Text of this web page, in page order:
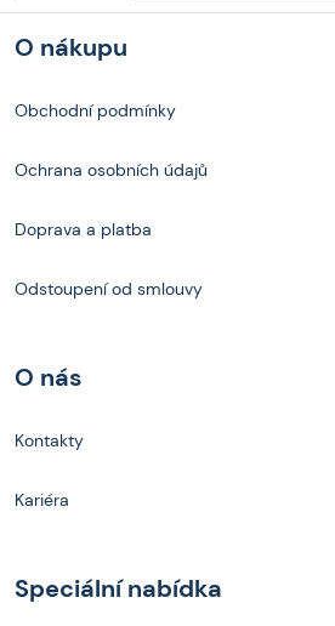
O nákupu
Obchodní podmínky
Ochrana osobních údajů
Doprava a platba
Odstoupení od smlouvy
O nás
Kontakty
Kariéra
Speciální nabídka